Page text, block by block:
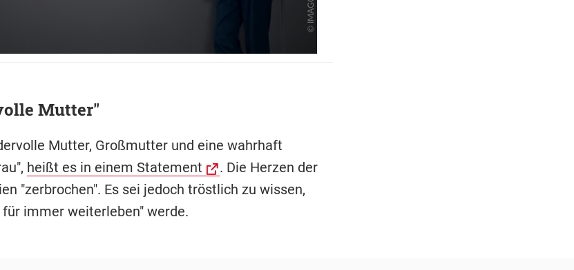
Mutter"
Mutter, Großmutter und eine wahrhaft
heißt es in einem Statement
. Die Herzen der
"zerbrochen". Es sei jedoch tröstlich zu wissen,
immer weiterleben" werde.